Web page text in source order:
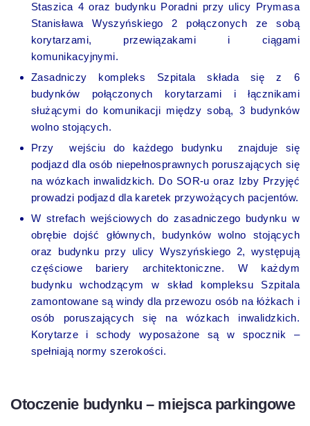
Staszica 4 oraz budynku Poradni przy ulicy Prymasa
Stanisława Wyszyńskiego 2 połączonych ze sobą
korytarzami, przewiązakami i ciągami
komunikacyjnymi.
Zasadniczy kompleks Szpitala składa się z 6
budynków połączonych korytarzami i łącznikami
służącymi do komunikacji między sobą, 3 budynków
wolno stojących.
Przy wejściu do każdego budynku znajduje się
podjazd dla osób niepełnosprawnych poruszających się
na wózkach inwalidzkich. Do SOR-u oraz Izby Przyjęć
prowadzi podjazd dla karetek przywożących pacjentów.
W strefach wejściowych do zasadniczego budynku w
obrębie dojść głównych, budynków wolno stojących
oraz budynku przy ulicy Wyszyńskiego 2, występują
częściowe bariery architektoniczne. W każdym
budynku wchodzącym w skład kompleksu Szpitala
zamontowane są windy dla przewozu osób na łóżkach i
osób poruszających się na wózkach inwalidzkich.
Korytarze i schody wyposażone są w spocznik –
spełniają normy szerokości.
Otoczenie budynku – miejsca parkingowe